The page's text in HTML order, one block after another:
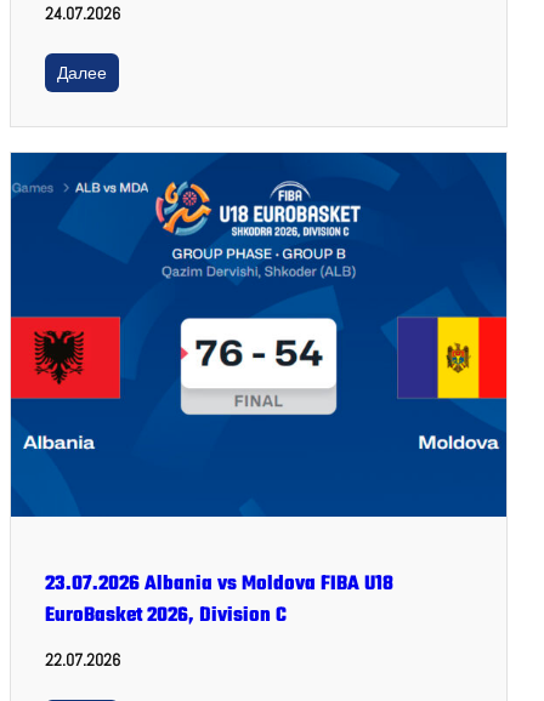
24.07.2026
Далее
23.07.2026 Albania vs Moldova FIBA U18
EuroBasket 2026, Division C
22.07.2026